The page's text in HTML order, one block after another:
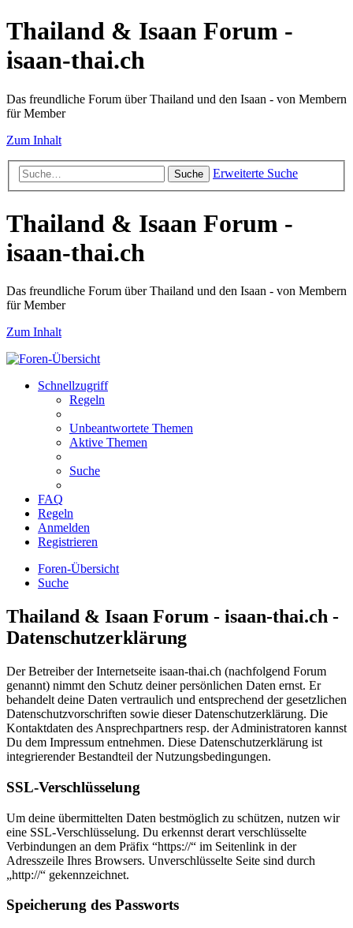
Thailand & Isaan Forum -
isaan-thai.ch
Das freundliche Forum über Thailand und den Isaan - von Membern
für Member
Zum Inhalt
Suche Erweiterte Suche
Thailand & Isaan Forum -
isaan-thai.ch
Das freundliche Forum über Thailand und den Isaan - von Membern
für Member
Zum Inhalt
Schnellzugriff
Regeln
Unbeantwortete Themen
Aktive Themen
Suche
FAQ
Regeln
Anmelden
Registrieren
Foren-Übersicht
Suche
Thailand & Isaan Forum - isaan-thai.ch -
Datenschutzerklärung
Der Betreiber der Internetseite isaan-thai.ch (nachfolgend Forum
genannt) nimmt den Schutz deiner persönlichen Daten ernst. Er
behandelt deine Daten vertraulich und entsprechend der gesetzlichen
Datenschutzvorschriften sowie dieser Datenschutzerklärung. Die
Kontaktdaten des Ansprechpartners resp. der Administratoren kannst
Du dem Impressum entnehmen. Diese Datenschutzerklärung ist
integrierender Bestandteil der Nutzungsbedingungen.
SSL-Verschlüsselung
Um deine übermittelten Daten bestmöglich zu schützen, nutzen wir
eine SSL-Verschlüsselung. Du erkennst derart verschlüsselte
Verbindungen an dem Präfix “https://“ im Seitenlink in der
Adresszeile Ihres Browsers. Unverschlüsselte Seite sind durch
„http://“ gekennzeichnet.
Speicherung des Passworts